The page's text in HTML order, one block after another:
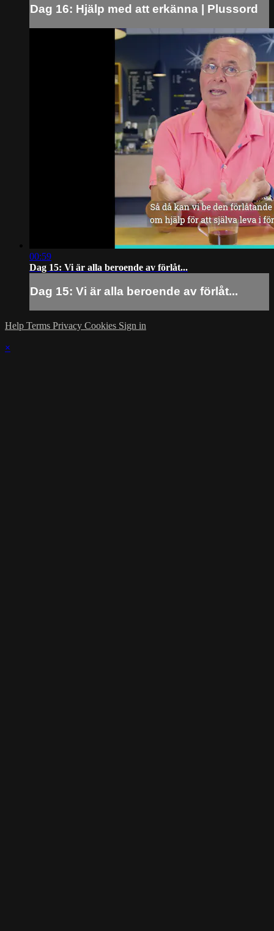
Dag 16: Hjälp med att erkänna | Plussord
00:59
Dag 15: Vi är alla beroende av förlåt...
Dag 15: Vi är alla beroende av förlåt...
Help Terms Privacy Cookies Sign in
×